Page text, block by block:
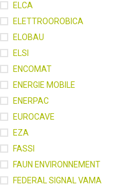
ELCA
ELETTROOROBICA
ELOBAU
ELSI
ENCOMAT
ENERGIE MOBILE
ENERPAC
EUROCAVE
EZA
FASSI
FAUN ENVIRONNEMENT
FEDERAL SIGNAL VAMA